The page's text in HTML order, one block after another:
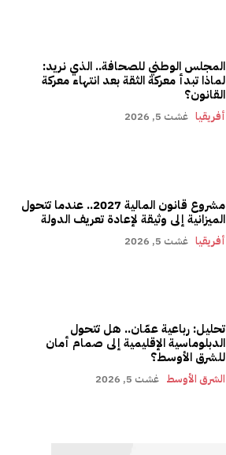
المجلس الوطني للصحافة.. الذي نريد:
لماذا تبدأ معركة الثقة بعد انتهاء معركة
القانون؟
أفريقيا غشت 5, 2026
مشروع قانون المالية 2027.. عندما تتحول
الميزانية إلى وثيقة لإعادة تعريف الدولة
أفريقيا غشت 5, 2026
تحليل: رباعية عمّان.. هل تتحول
الدبلوماسية الإقليمية إلى صمام أمان
للشرق الأوسط؟
الشرق الأوسط غشت 5, 2026